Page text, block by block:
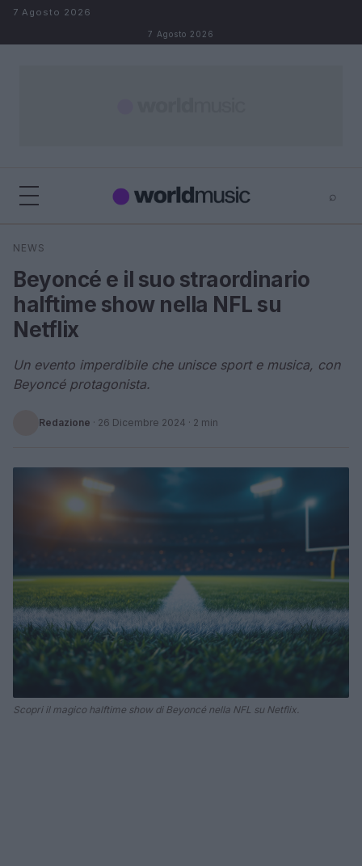
Salta al contenuto
7 Agosto 2026
7 Agosto 2026
⌕
Cerca
NEWS
Beyoncé e il suo straordinario
halftime show nella NFL su
Netflix
Un evento imperdibile che unisce sport e musica, con
Beyoncé protagonista.
Redazione · 26 Dicembre 2024 · 2 min
Scopri il magico halftime show di Beyoncé nella NFL su Netflix.